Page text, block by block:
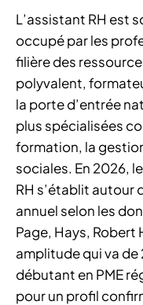
L’assistant RH est
occupé par les
filière des
polyvalent,
la porte d’entrée
plus spécialisées
formation, la
sociales. En 2026,
RH s’établit autour
annuel selon les
Page, Hays, Robert
amplitude qui va
débutant en PME
pour un profil